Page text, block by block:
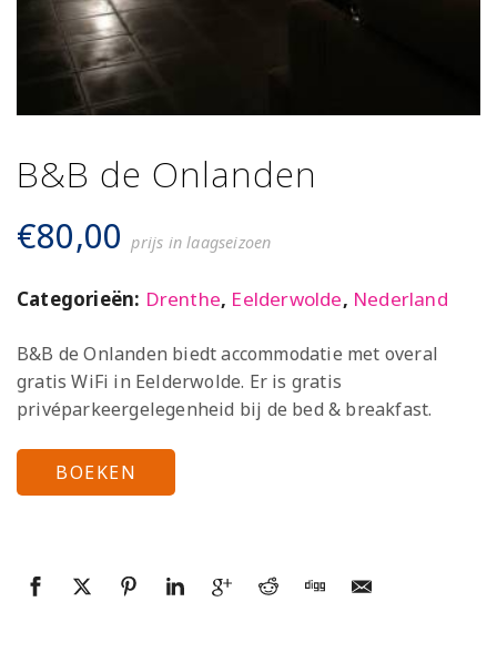
B&B de Onlanden
€80,00 prijs in laagseizoen
Categorieën: Drenthe, Eelderwolde, Nederland
B&B de Onlanden biedt accommodatie met overal
gratis WiFi in Eelderwolde. Er is gratis
privéparkeergelegenheid bij de bed & breakfast.
BOEKEN